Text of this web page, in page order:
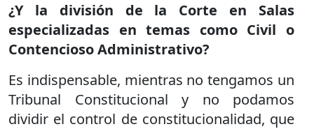
¿Y la división de la Corte en Salas
especializadas en temas como Civil o
Contencioso Administrativo?
Es indispensable, mientras no tengamos un
Tribunal Constitucional y no podamos
dividir el control de constitucionalidad, que